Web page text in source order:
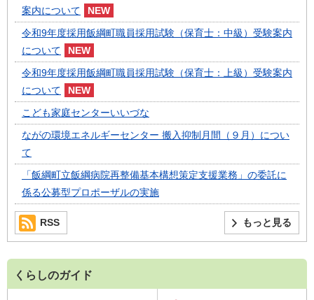
案内について
令和9年度採用飯綱町職員採用試験（保育士：中級）受験案内
について
令和9年度採用飯綱町職員採用試験（保育士：上級）受験案内
について
こども家庭センターいいづな
ながの環境エネルギーセンター 搬入抑制月間（９月）につい
て
「飯綱町立飯綱病院再整備基本構想策定支援業務」の委託に
係る公募型プロポーザルの実施
もっと見る
RSS
くらしのガイド